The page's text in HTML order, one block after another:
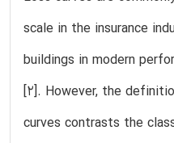
scale in the insurance
buildings in modern
[2]. However, the
curves contrasts the